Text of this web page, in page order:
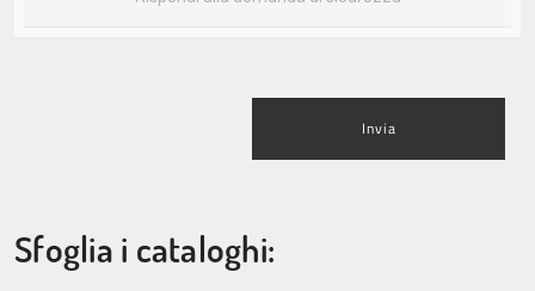
Invia
Sfoglia i cataloghi: